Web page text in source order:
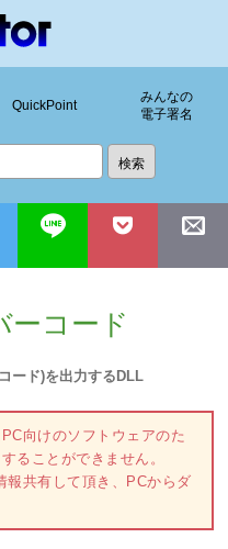
QuickPoint
みんなの
電子署名
ーコード
ード)を出力するDLL
向けのソフトウェアのた
ることができません。
報共有して頂き、PCからダ